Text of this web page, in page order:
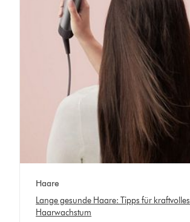
Haare
Lange gesunde Haare: Tipps für kraftvolles
Haarwachstum